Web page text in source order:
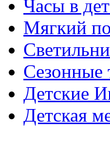
Часы в
Мягкий
Сезонные
Детские
Детская